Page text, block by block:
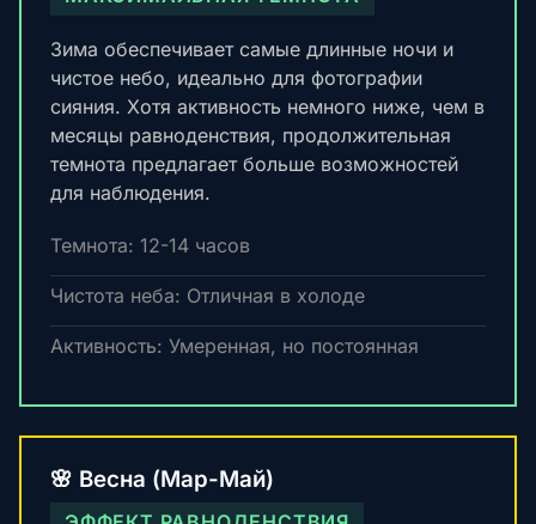
Зима обеспечивает самые длинные ночи и
чистое небо, идеально для фотографии
сияния. Хотя активность немного ниже, чем в
месяцы равноденствия, продолжительная
темнота предлагает больше возможностей
для наблюдения.
Темнота: 12-14 часов
Чистота неба: Отличная в холоде
Активность: Умеренная, но постоянная
🌸 Весна (Мар-Май)